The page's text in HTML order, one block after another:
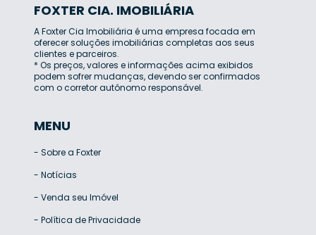
FOXTER CIA. IMOBILIÁRIA
A Foxter Cia Imobiliária é uma empresa focada em
oferecer soluções imobiliárias completas aos seus
clientes e parceiros.
* Os preços, valores e informações acima exibidos
podem sofrer mudanças, devendo ser confirmados
com o corretor autônomo responsável.
MENU
- Sobre a Foxter
- Notícias
- Venda seu Imóvel
- Política de Privacidade